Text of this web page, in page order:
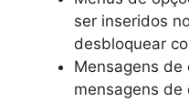
ser inseridos
desbloquear
Mensagens de
mensagens de